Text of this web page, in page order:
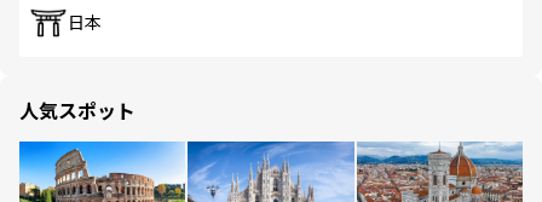
日本
人気スポット